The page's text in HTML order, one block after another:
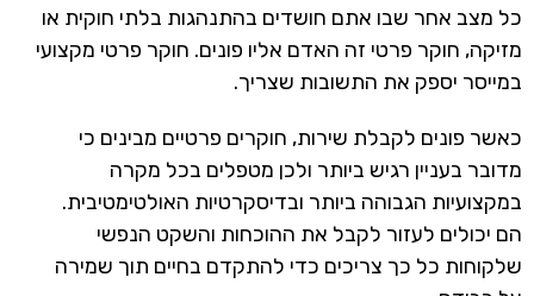
כל מצב אחר שבו אתם חושדים בהתנהגות בלתי חוקית או
מזיקה, חוקר פרטי זה האדם אליו פונים. חוקר פרטי מקצועי
במייסר יספק את התשובות שצריך.
כאשר פונים לקבלת שירות, חוקרים פרטיים מבינים כי
מדובר בעניין רגיש ביותר ולכן מטפלים בכל מקרה
במקצועיות הגבוהה ביותר ובדיסקרטיות האולטימטיבית.
הם יכולים לעזור לקבל את ההוכחות והשקט הנפשי
שלקוחות כל כך צריכים כדי להתקדם בחיים תוך שמירה